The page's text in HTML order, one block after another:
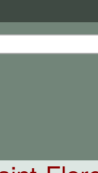
correspond au